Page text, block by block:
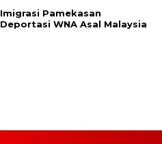
Imigrasi Pamekasan
Deportasi WNA Asal Malaysia